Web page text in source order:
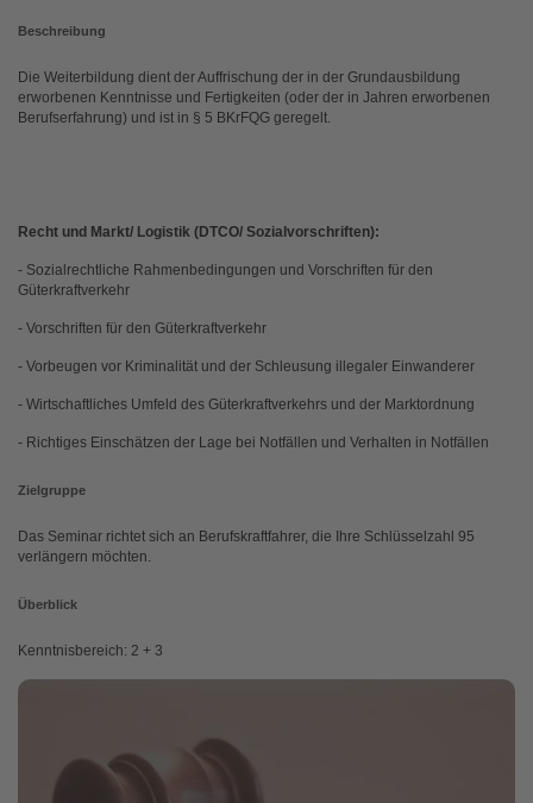
Beschreibung
Die Weiterbildung dient der Auffrischung der in der Grundausbildung
erworbenen Kenntnisse und Fertigkeiten (oder der in Jahren erworbenen
Berufserfahrung) und ist in § 5 BKrFQG geregelt.
Recht und Markt/ Logistik (DTCO/ Sozialvorschriften):
- Sozialrechtliche Rahmenbedingungen und Vorschriften für den
Güterkraftverkehr
- Vorschriften für den Güterkraftverkehr
- Vorbeugen vor Kriminalität und der Schleusung illegaler Einwanderer
- Wirtschaftliches Umfeld des Güterkraftverkehrs und der Marktordnung
- Richtiges Einschätzen der Lage bei Notfällen und Verhalten in Notfällen
Zielgruppe
Das Seminar richtet sich an Berufskraftfahrer, die Ihre Schlüsselzahl 95
verlängern möchten.
Überblick
Kenntnisbereich: 2 + 3